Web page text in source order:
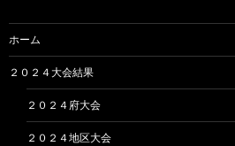
ホーム
２０２４大会結果
２０２４府大会
２０２４地区大会